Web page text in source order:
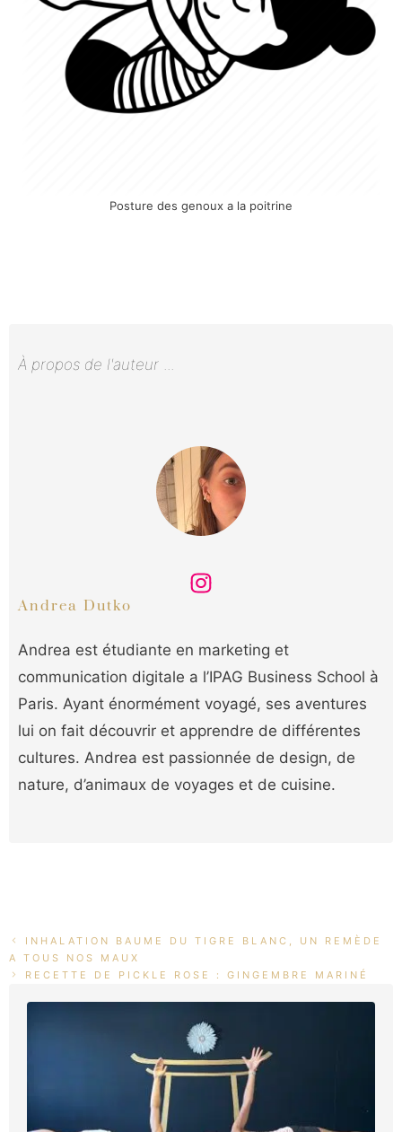
Posture des genoux a la poitrine
À propos de l'auteur ...
Andrea Dutko
Andrea est étudiante en marketing et
communication digitale a l’IPAG Business School à
Paris. Ayant énormément voyagé, ses aventures
lui on fait découvrir et apprendre de différentes
cultures. Andrea est passionnée de design, de
nature, d’animaux de voyages et de cuisine.
INHALATION BAUME DU TIGRE BLANC, UN REMÈDE
A TOUS NOS MAUX
RECETTE DE PICKLE ROSE : GINGEMBRE MARINÉ